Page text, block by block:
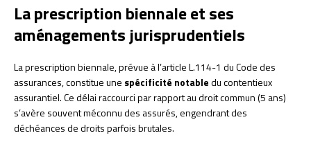
La prescription biennale et ses
aménagements jurisprudentiels
La prescription biennale, prévue à l’article L.114-1 du Code des
assurances, constitue une spécificité notabledu contentieux
assurantiel. Ce délai raccourci par rapport au droit commun (5 ans)
s’avère souvent méconnu des assurés, engendrant des
déchéances de droits parfois brutales.